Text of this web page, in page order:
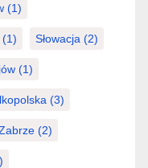
(1)
(1) Słowacja (2)
(1)
(3)
(2)